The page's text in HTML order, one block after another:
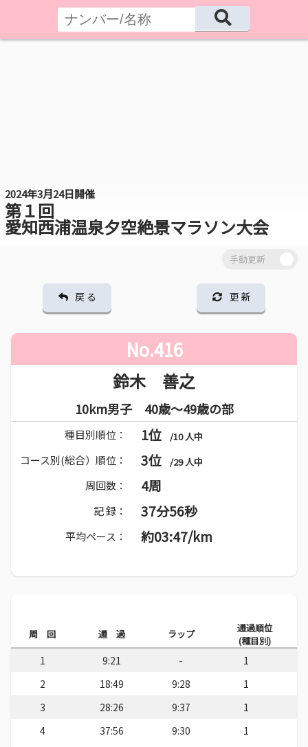
2024年3月24日開催
第１回
愛知西浦温泉夕空絶景マラソン大会
戻 る 更 新
No.416
鈴木 善之
10km男子 40歳～49歳の部
種目別順位： 1位 /10 人中
コース別(総合）順位： 3位 /29 人中
周回数： 4周
記 録： 37分56秒
平均ペース： 約03:47/km
周 回 通 過 ラップ
通過順位
(種目別)
1 9:21 -
1
2
18:49 9:28
1
3
28:26 9:37
1
4
37:56 9:30 1